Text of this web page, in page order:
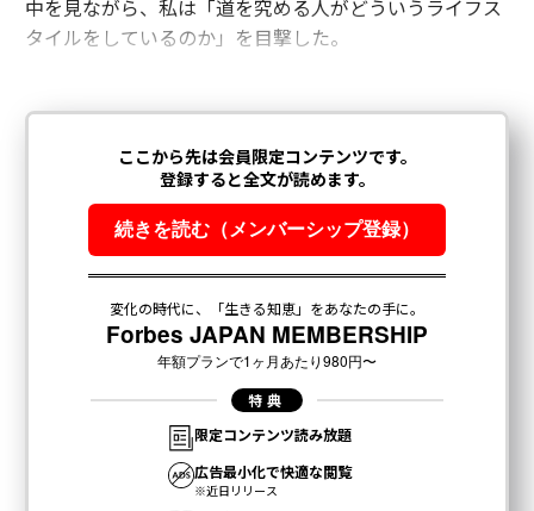
中を見ながら、私は「道を究める人がどういうライフス
タイルをしているのか」を目撃した。